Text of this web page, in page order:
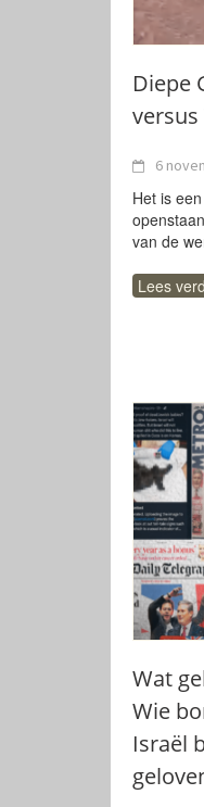
Diepe
6
Het is
van de
Lees
Wat
Wie
Israël